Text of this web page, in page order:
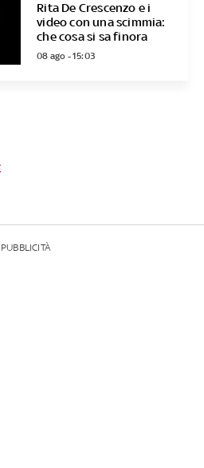
Rita De Crescenzo e i
video con una scimmia:
che cosa si sa finora
08 ago - 15:03
PUBBLICITÀ